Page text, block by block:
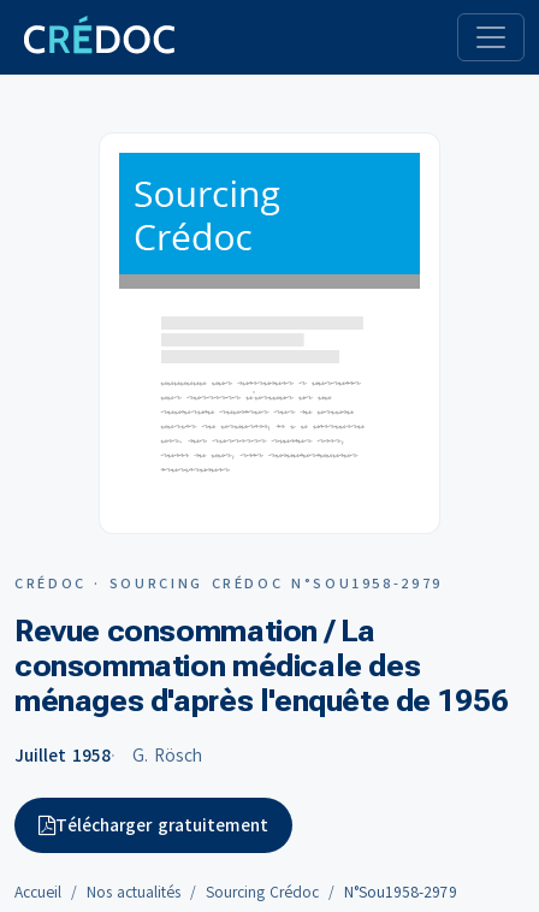
CRÉDOC · SOURCING CRÉDOC N°SOU1958-2979
Revue consommation / La
consommation médicale des
ménages d'après l'enquête de 1956
Juillet 1958 G. Rösch
Télécharger gratuitement
Accueil Nos actualités Sourcing Crédoc N°Sou1958-2979